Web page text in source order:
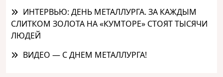
ИНТЕРВЬЮ: ДЕНЬ МЕТАЛЛУРГА. ЗА КАЖДЫМ
СЛИТКОМ ЗОЛОТА НА «КУМТОРЕ» СТОЯТ ТЫСЯЧИ
ЛЮДЕЙ
ВИДЕО — С ДНЕМ МЕТАЛЛУРГА!